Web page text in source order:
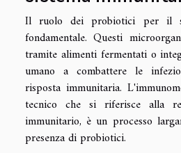
Il ruolo dei probiotici per il
fondamentale. Questi
tramite alimenti fermentati o
umano a combattere le
risposta immunitaria.
tecnico che si riferisce alla
immunitario, è un processo
presenza di probiotici.